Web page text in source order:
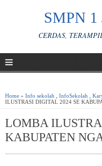
SMPN
CERDAS,
≡
Home » Info sekolah InfoSekolah
ILUSTRASI DIGITAL 2024 SE
LOMBA
KABUPATEN